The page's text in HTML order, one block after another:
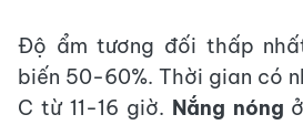
Độ ẩm tương đối thấp
biến 50-60%. Thời gian có
C từ 11-16 giờ. Nắng nóng